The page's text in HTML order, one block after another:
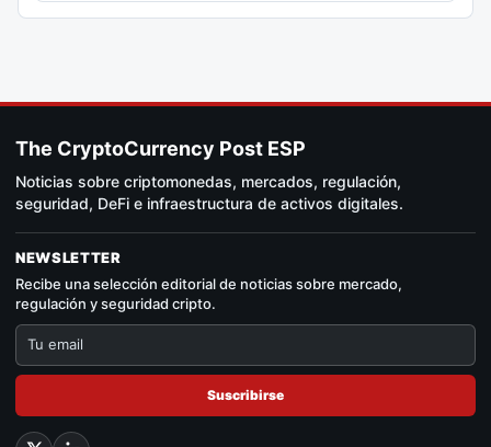
The CryptoCurrency Post ESP
Noticias sobre criptomonedas, mercados, regulación,
seguridad, DeFi e infraestructura de activos digitales.
NEWSLETTER
Recibe una selección editorial de noticias sobre mercado,
regulación y seguridad cripto.
Suscribirse